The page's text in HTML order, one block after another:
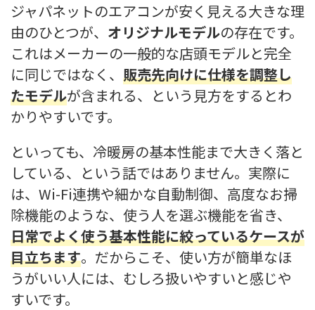
ジャパネットのエアコンが安く見える大きな理
由のひとつが、 オリジナルモデルの存在です。
これはメーカーの一般的な店頭モデルと完全
に同じではなく、 販売先向けに仕様を調整し
たモデルが含まれる、という見方をするとわ
かりやすいです。
といっても、冷暖房の基本性能まで大きく落と
している、という話ではありません。実際に
は、Wi-Fi連携や細かな自動制御、高度なお掃
除機能のような、使う人を選ぶ機能を省き、
日常でよく使う基本性能に絞っているケースが
目立ちます。だからこそ、使い方が簡単なほ
うがいい人には、むしろ扱いやすいと感じや
すいです。